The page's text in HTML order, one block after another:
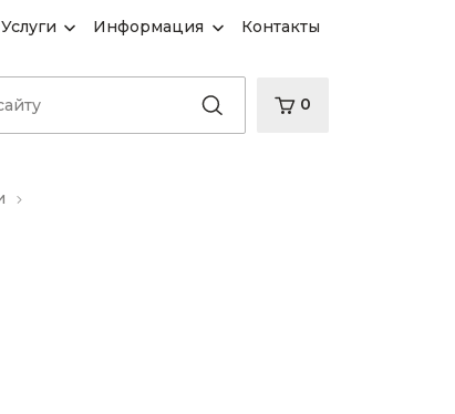
Услуги Информация Контакты
0